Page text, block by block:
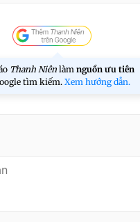
Thanh Niên làm nguồn ưu tiên
tìm kiếm.Xem hướng dẫn.